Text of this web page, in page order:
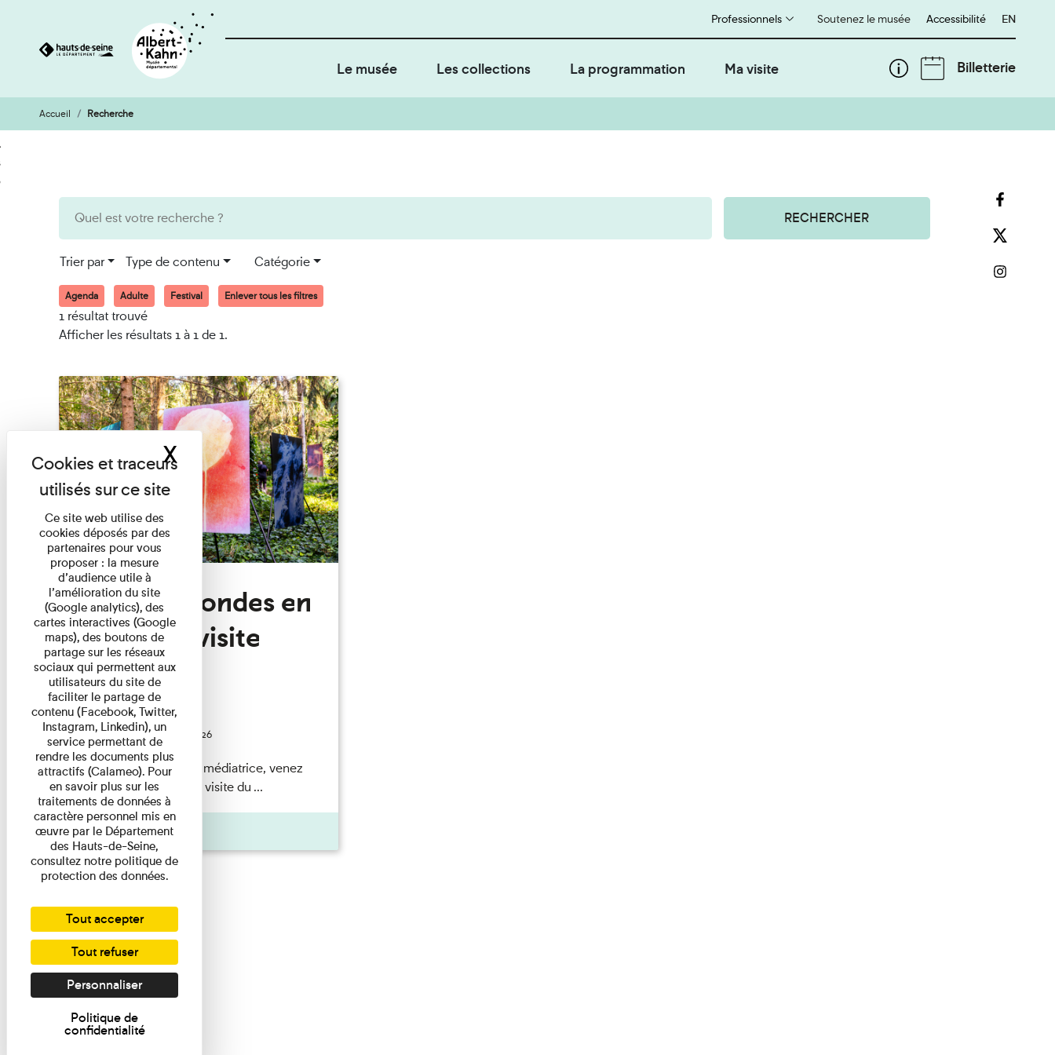
Aller
au
contenu
Aller
à
la
Soutenez le musée
Professionnels Accessibilité English
EN
Le musée Les collections La programmation Ma visite Billetterie
Accueil Recherche
RECHERCHER
Trier par Type de contenu Catégorie
Agenda Adulte Festival Enlever tous les filtres
1 résultat trouvé
Afficher les résultats 1 à 1 de 1.
Festival Mondes en
commun: visite
guidée
Festival
Du 23/08/2026 au 23/08/2026
Accompagnés par une médiatrice, venez
découvrir à travers une visite du ...
Agenda
Ce site web utilise des
cookies déposés par des
partenaires pour vous
proposer : la mesure
d’audience utile à
l’amélioration du site
(Google analytics), des
cartes interactives (Google
maps), des boutons de
partage sur les réseaux
sociaux qui permettent aux
utilisateurs du site de
faciliter le partage de
contenu (Facebook, Twitter,
Instagram, Linkedin), un
service permettant de
rendre les documents plus
attractifs (Calameo). Pour
en savoir plus sur les
traitements de données à
caractère personnel mis en
œuvre par le Département
des Hauts-de-Seine,
consultez notre politique de
protection des données.
Tout accepter
Tout refuser
Personnaliser
Politique de
confidentialité
XMasquer le bandeau des cookies